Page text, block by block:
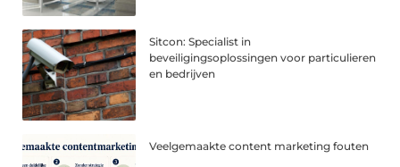
Sitcon: Specialist in
beveiligingsoplossingen voor particulieren
en bedrijven
Veelgemaakte content marketing fouten